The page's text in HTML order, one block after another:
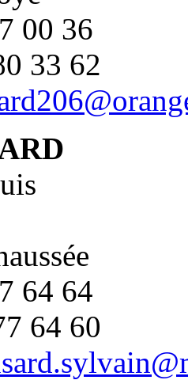
00 36
33 62
64 64
64 60